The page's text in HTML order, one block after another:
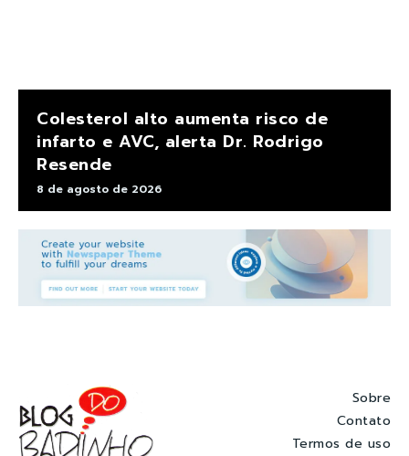
Colesterol alto aumenta risco de
infarto e AVC, alerta Dr. Rodrigo
Resende
8 de agosto de 2026
Sobre
Contato
Termos de uso